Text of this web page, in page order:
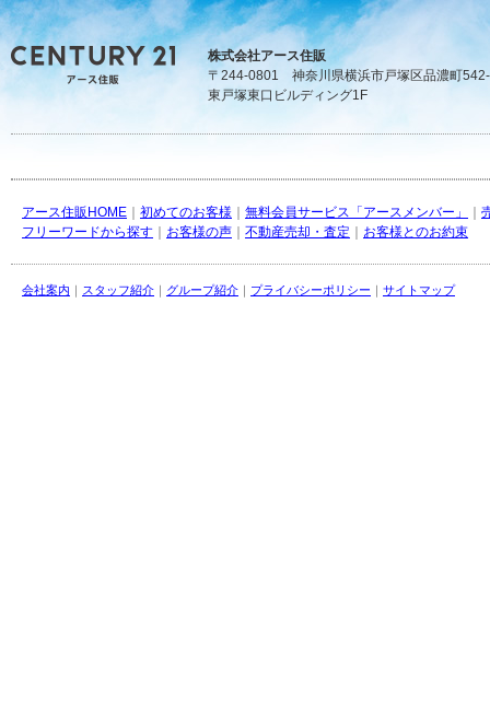
株式会社アース住販
〒244-0801 神奈川県横浜市戸塚区品濃町
東戸塚東口ビルディング1F
アース住販HOME 初めてのお客様 無料会員サービス「アースメンバー」
フリーワードから探す
お客様の声 不動産売却・査定 お客様とのお約束
会社案内 スタッフ紹介 グループ紹介 プライバシーポリシー サイトマップ